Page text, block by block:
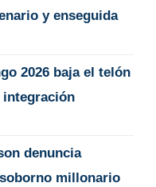
y enseguida
2026 baja el telón
integración
denuncia
millonario